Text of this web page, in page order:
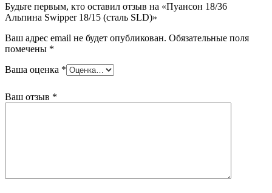
Будьте первым, кто оставил отзыв на «Пуансон 18/36
Альпина Swipper 18/15 (сталь SLD)»
Ваш адрес email не будет опубликован. Обязательные поля
помечены *
Ваша оценка *
Ваш отзыв *